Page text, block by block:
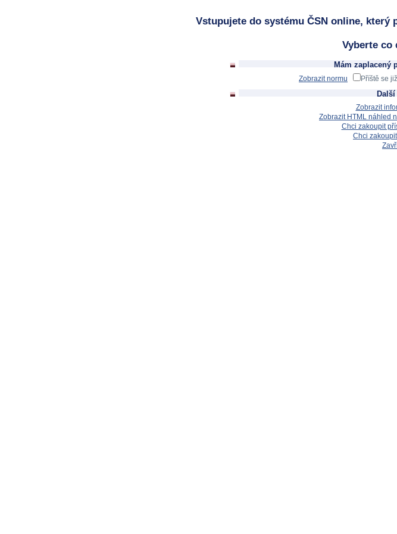
Vstupujete do systému ČSN online, který
Vyberte co
Mám zaplacený
Zobrazit normu Příště se
Zobrazit
Zobrazit HTML náhled
Chci zakoupit
Chci